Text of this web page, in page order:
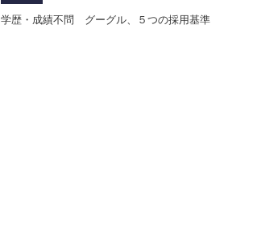
学歴・成績不問 グーグル、５つの採用基準